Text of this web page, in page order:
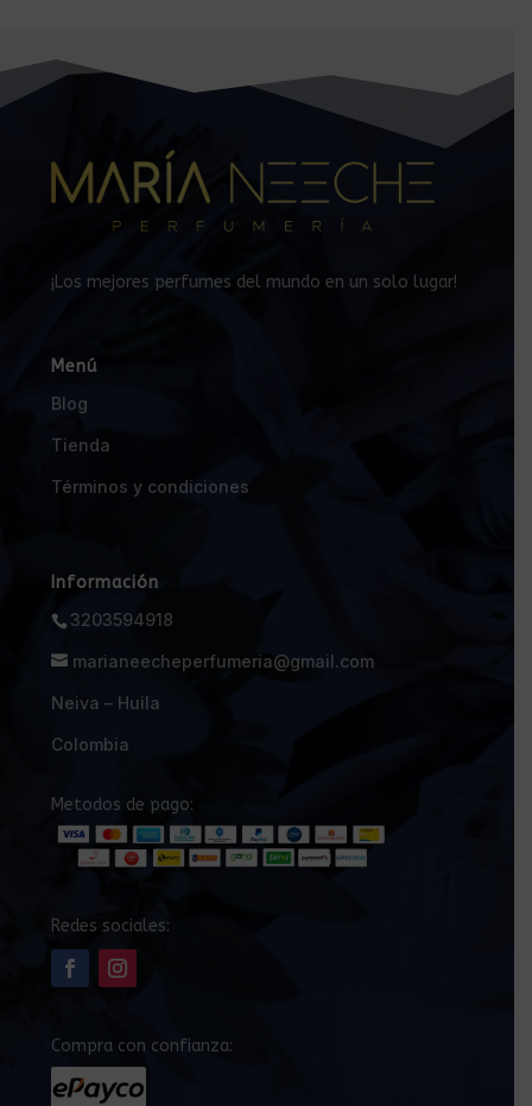
¡Los mejores perfumes del mundo en un solo lugar!
Menú
Blog
Tienda
Términos y condiciones
Información
3203594918
marianeecheperfumeria@gmail.com
Neiva – Huila
Colombia
Metodos de pago:
Redes sociales:
Compra con confianza: